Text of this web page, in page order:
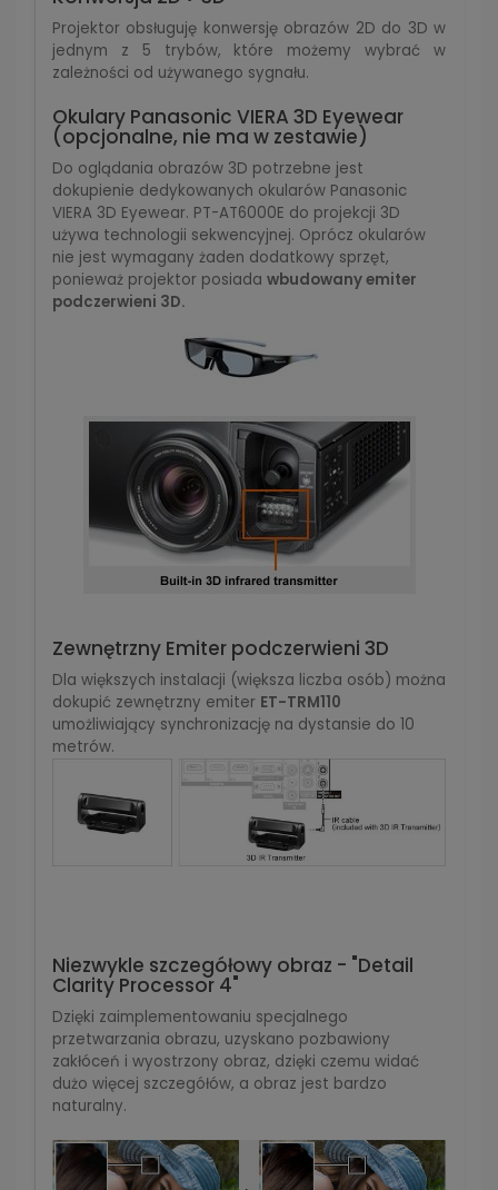
Projektor obsługuję konwersję obrazów 2D do 3D w
jednym z 5 trybów, które możemy wybrać w
zależności od używanego sygnału.
Okulary Panasonic VIERA 3D Eyewear
(opcjonalne, nie ma w zestawie)
Do oglądania obrazów 3D potrzebne jest
dokupienie dedykowanych okularów Panasonic
VIERA 3D Eyewear. PT-AT6000E do projekcji 3D
używa technologii sekwencyjnej. Oprócz okularów
nie jest wymagany żaden dodatkowy sprzęt,
ponieważ projektor posiada wbudowany emiter
podczerwieni 3D.
Zewnętrzny Emiter podczerwieni 3D
Dla większych instalacji (większa liczba osób) można
dokupić zewnętrzny emiter ET-TRM110
umożliwiający synchronizację na dystansie do 10
metrów.
Niezwykle szczegółowy obraz - "Detail
Clarity Processor 4"
Dzięki zaimplementowaniu specjalnego
przetwarzania obrazu, uzyskano pozbawiony
zakłóceń i wyostrzony obraz, dzięki czemu widać
dużo więcej szczegółów, a obraz jest bardzo
naturalny.